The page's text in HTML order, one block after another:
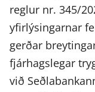
reglur nr. 345/
yfirlýsingarnar
gerðar
fjárhagslegar
við